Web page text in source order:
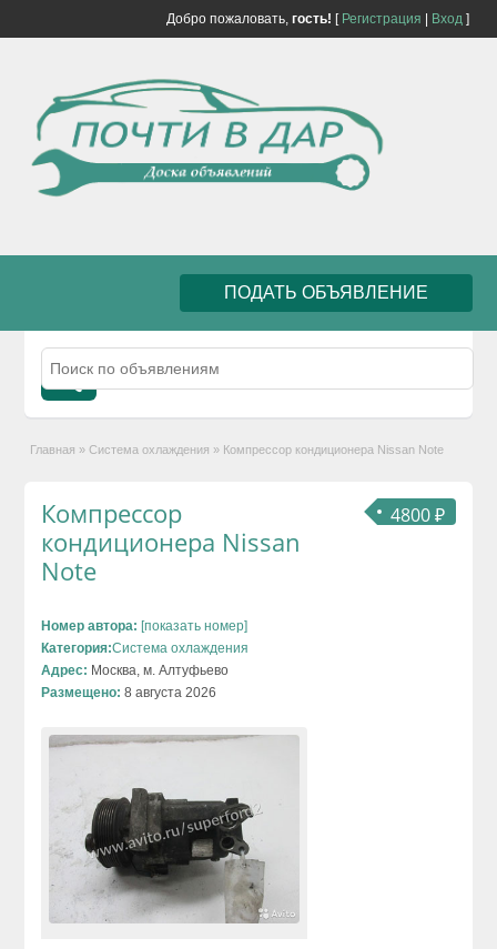
Добро пожаловать, гость! [ Регистрация Вход]
ПОДАТЬ ОБЪЯВЛЕНИЕ
Главная » Система охлаждения » Компрессор кондиционера Nissan Note
4800 ₽
Компрессор
кондиционера Nissan
Note
Номер автора: [показать номер]
Категория:Система охлаждения
Адрес: Москва, м. Алтуфьево
Размещено: 8 августа 2026